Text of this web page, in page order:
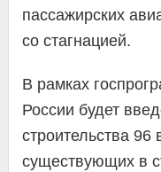
пассажирских
со стагнацией.
В рамках
России будет
строительства
существующих в